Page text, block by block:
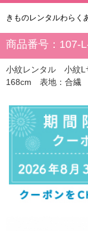
きものレンタルわらく
商品番号：107-
小紋レンタル 小紋
168cm 表地：合繊